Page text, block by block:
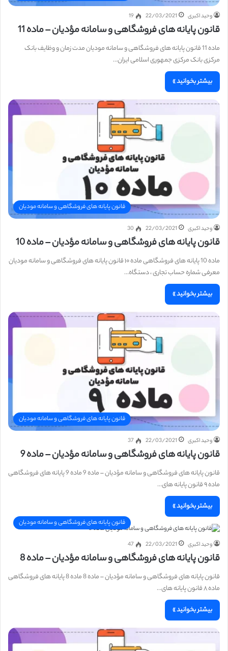
وحید اکبری 22/03/2021
19
قانون پایانه های فروشگاهی و سامانه مؤدیان – ماده 11
ماده 11 قانون پایانه های فروشگاهی و سامانه مودیان مدت زمان و وظایف بانک
مرکزی بانک مرکزی جمهوری اسلامی ایران…
بیشتر بخوانید »
قانون پایانه های فروشگاهی و سامانه مودیان
وحید اکبری 22/03/2021
30
قانون پایانه های فروشگاهی و سامانه مؤدیان – ماده 10
ماده 10 پایانه های فروشگاهی ماده ۱۰ قانون پایانه های فروشگاهی و سامانه مودیان
معرفی شماره حساب تجاری ، دستگاه…
بیشتر بخوانید »
قانون پایانه های فروشگاهی و سامانه مودیان
وحید اکبری 22/03/2021
37
قانون پایانه های فروشگاهی و سامانه مؤدیان – ماده 9
قانون پایانه های فروشگاهی و سامانه مؤدیان – ماده 9 ماده 9 پایانه های فروشگاهی
ماده ۹ قانون پایانه های…
بیشتر بخوانید »
قانون پایانه های فروشگاهی و سامانه مودیان
وحید اکبری 22/03/2021
47
قانون پایانه های فروشگاهی و سامانه مؤدیان – ماده 8
قانون پایانه های فروشگاهی و سامانه مؤدیان – ماده 8 ماده 8 پایانه های فروشگاهی
ماده ۸ قانون پایانه های…
بیشتر بخوانید »